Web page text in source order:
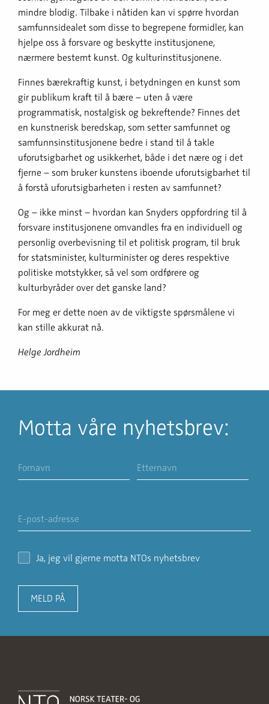
mindre blodig. Tilbake i nåtiden kan vi spørre hvordan
samfunnsidealet som disse to begrepene formidler, kan
hjelpe oss å forsvare og beskytte institusjonene,
nærmere bestemt kunst. Og kulturinstitusjonene.
Finnes bærekraftig kunst, i betydningen en kunst som
gir publikum kraft til å bære – uten å være
programmatisk, nostalgisk og bekreftende? Finnes det
en kunstnerisk beredskap, som setter samfunnet og
samfunnsinstitusjonene bedre i stand til å takle
uforutsigbarhet og usikkerhet, både i det nære og i det
fjerne – som bruker kunstens iboende uforutsigbarhet til
å forstå uforutsigbarheten i resten av samfunnet?
Og – ikke minst – hvordan kan Snyders oppfordring til å
forsvare institusjonene omvandles fra en individuell og
personlig overbevisning til et politisk program, til bruk
for statsminister, kulturminister og deres respektive
politiske motstykker, så vel som ordførere og
kulturbyråder over det ganske land?
For meg er dette noen av de viktigste spørsmålene vi
kan stille akkurat nå.
Helge Jordheim
Motta våre nyhetsbrev:
Ja, jeg vil gjerne motta NTOs nyhetsbrev
MELD PÅ